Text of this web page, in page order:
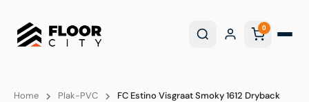
0
Home Plak-PVC FC Estino Visgraat Smoky 1612 Dryback